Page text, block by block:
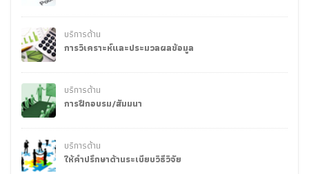
บริการด้าน
การวิเคราะห์และประมวลผลข้อมูล
บริการด้าน
การฝึกอบรม/สัมมนา
บริการด้าน
ให้คำปรึกษาด้านระเบียบวิธีวิจัย